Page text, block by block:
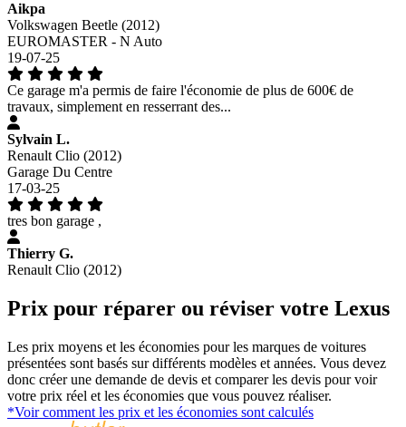
Aikpa
Volkswagen Beetle (2012)
EUROMASTER - N Auto
19-07-25
Ce garage m'a permis de faire l'économie de plus de 600€ de
travaux, simplement en resserrant des...
Sylvain L.
Renault Clio (2012)
Garage Du Centre
17-03-25
tres bon garage ,
Thierry G.
Renault Clio (2012)
Prix pour réparer ou réviser votre Lexus
Les prix moyens et les économies pour les marques de voitures
présentées sont basés sur différents modèles et années. Vous devez
donc créer une demande de devis et comparer les devis pour voir
votre prix réel et les économies que vous pouvez réaliser.
*Voir comment les prix et les économies sont calculés